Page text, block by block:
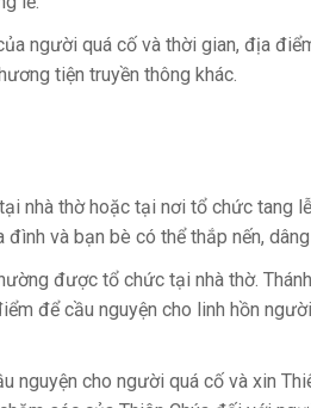
người quá cố và thời gian, địa
tiện truyền thông khác.
nhà thờ hoặc tại nơi tổ chức tang
và bạn bè có thể thắp nến,
được tổ chức tại nhà thờ.
để cầu nguyện cho linh hồn
nguyện cho người quá cố và xin